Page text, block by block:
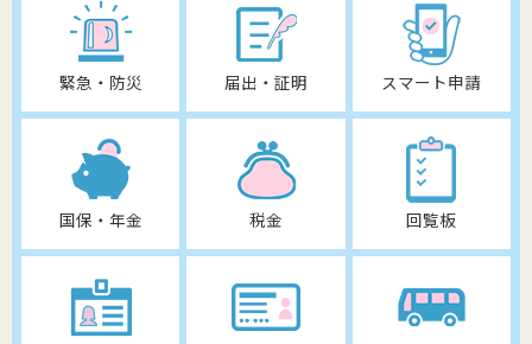
緊急・防災 届出・証明 スマート申請
国保・年金 税金 回覧板